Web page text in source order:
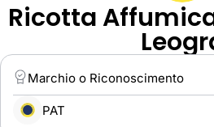
Ricotta
Marchio o Riconoscimento
PAT